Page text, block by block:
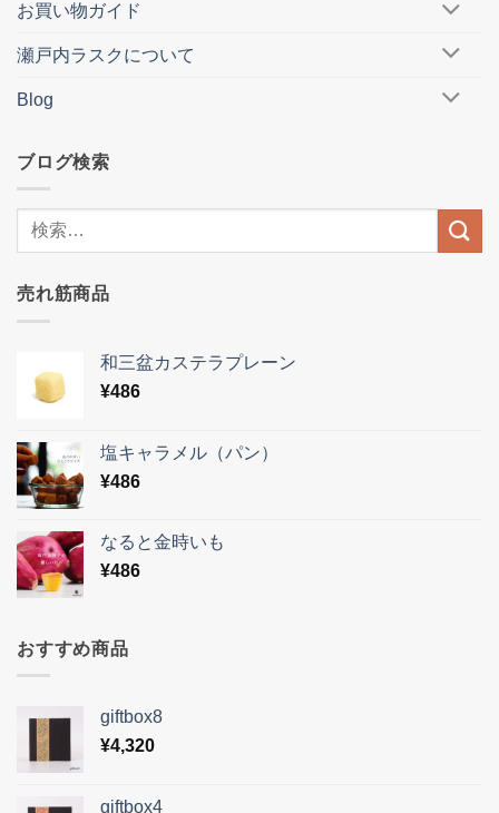
お買い物ガイド
瀬戸内ラスクについて
Blog
ブログ検索
売れ筋商品
和三盆カステラプレーン
¥486
塩キャラメル（パン）
¥486
なると金時いも
¥486
おすすめ商品
giftbox8
¥4,320
giftbox4